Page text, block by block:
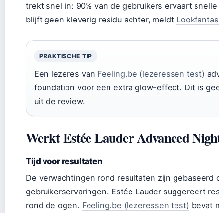
trekt snel in: 90% van de gebruikers ervaart
blijft geen kleverig residu achter, meldt
PRAKTISCHE TIP
Een lezeres van Feeling.be (lezeressen test)
foundation voor een extra glow-effect. Dit is
uit de review.
Werkt Estée Lauder Advanced
Tijd voor resultaten
De verwachtingen rond resultaten zijn gebaseerd
gebruikerservaringen. Estée Lauder suggereert
rond de ogen. Feeling.be (lezeressen test) bevat